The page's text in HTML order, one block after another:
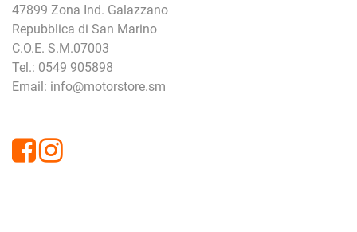
47899 Zona Ind. Galazzano
Repubblica di San Marino
C.O.E. S.M.07003
Tel.: 0549 905898
Email: info@motorstore.sm
FacebookInstagram